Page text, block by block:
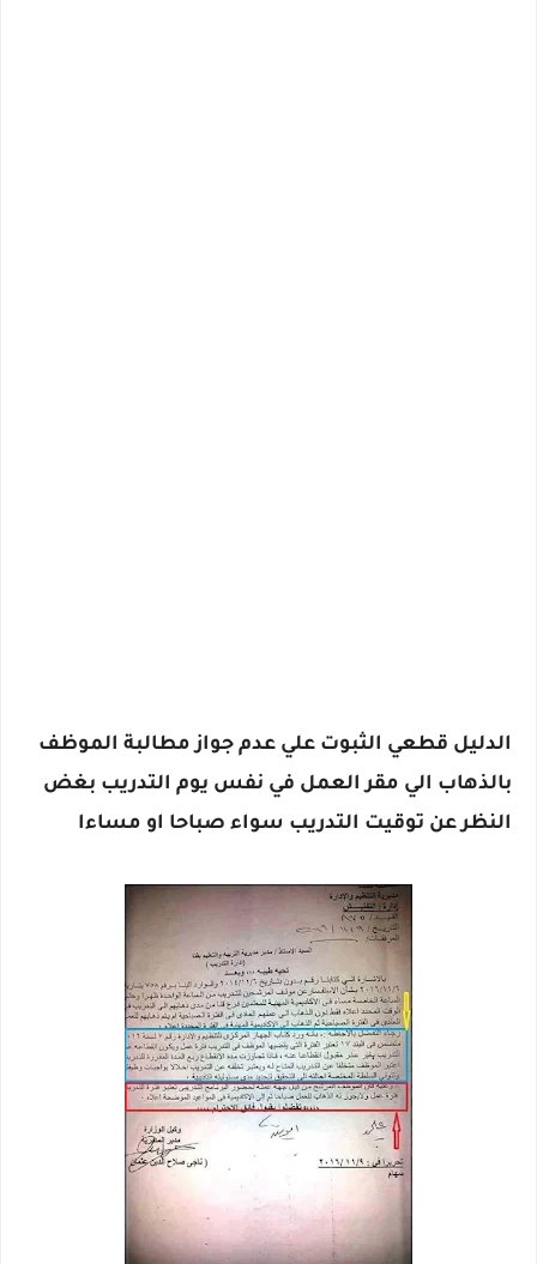
الدليل قطعي الثبوت علي عدم جواز مطالبة الموظف
بالذهاب الي مقر العمل في نفس يوم التدريب بغض
النظر عن توقيت التدريب سواء صباحا او مساءا